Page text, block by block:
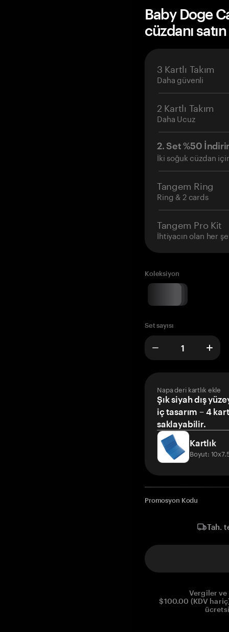
Baby Doge
cüzdanı
3 Kartlı Takım
Daha güvenli
2 Kartlı Takım
Daha Ucuz
2. Set %50
İki soğuk cüzdan
Tangem Ring
Ring & 2 cards
Tangem Pro Kit
İhtiyacın olan her
Koleksiyon
Set sayısı
Napa deri kartlık ekle
Şık siyah dış
iç tasarım – 4
saklayabilir.
Kartlık
Boyut:
Promosyon Kodu
Tah.
Vergiler
$100.00 (KDV